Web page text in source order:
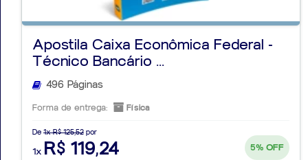
Apostila Caixa Econômica Federal -
Técnico Bancário ...
496 Páginas
Forma de entrega: Física
De 1x R$ 125,52 por
1x R$ 119,24 5% OFF